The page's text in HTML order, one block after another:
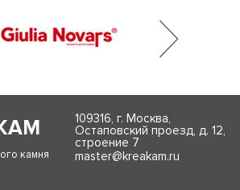
камня
109316, г. Москва,
Остаповский проезд, д. 12,
строение 7
master@kreakam.ru